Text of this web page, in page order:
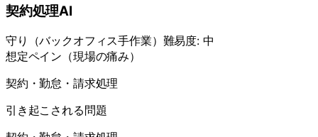
契約処理AI
守り （バックオフィス手作業） 難易度: 中
想定ペイン（現場の痛み）
契約・勤怠・請求処理
引き起こされる問題